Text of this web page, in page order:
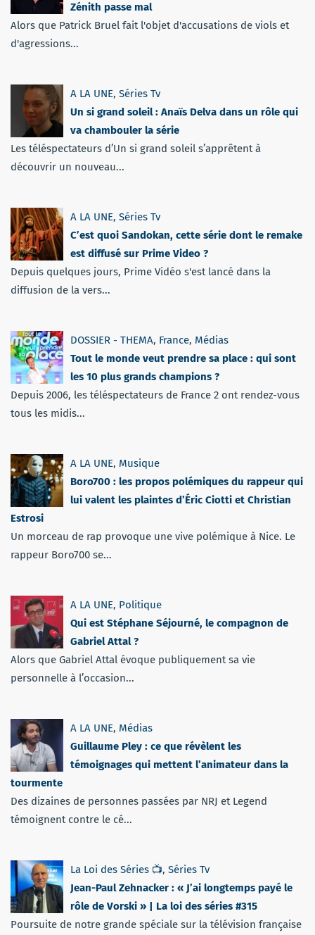
Zénith passe mal
Alors que Patrick Bruel fait l'objet d'accusations de viols et
d'agressions...
A LA UNE, Séries Tv
Un si grand soleil : Anaïs Delva dans un rôle qui
va chambouler la série
Les téléspectateurs d’Un si grand soleil s’apprêtent à
découvrir un nouveau...
A LA UNE, Séries Tv
C’est quoi Sandokan, cette série dont le remake
est diffusé sur Prime Video ?
Depuis quelques jours, Prime Vidéo s'est lancé dans la
diffusion de la vers...
DOSSIER - THEMA, France, Médias
Tout le monde veut prendre sa place : qui sont
les 10 plus grands champions ?
Depuis 2006, les téléspectateurs de France 2 ont rendez-vous
tous les midis...
A LA UNE, Musique
Boro700 : les propos polémiques du rappeur qui
lui valent les plaintes d’Éric Ciotti et Christian
Estrosi
Un morceau de rap provoque une vive polémique à Nice. Le
rappeur Boro700 se...
A LA UNE, Politique
Qui est Stéphane Séjourné, le compagnon de
Gabriel Attal ?
Alors que Gabriel Attal évoque publiquement sa vie
personnelle à l’occasion...
A LA UNE, Médias
Guillaume Pley : ce que révèlent les
témoignages qui mettent l’animateur dans la
tourmente
Des dizaines de personnes passées par NRJ et Legend
témoignent contre le cé...
La Loi des Séries 📺, Séries Tv
Jean-Paul Zehnacker : « J’ai longtemps payé le
rôle de Vorski » | La loi des séries #315
Poursuite de notre grande spéciale sur la télévision française